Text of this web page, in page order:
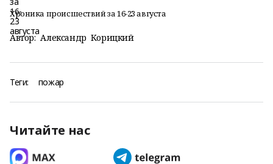
Хроника происшествий за 16-23 августа
Автор: Александр Корицкий
Теги: пожар
Читайте нас